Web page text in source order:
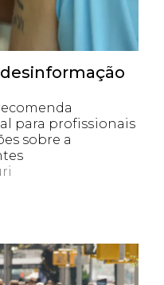
para profissionais
sobre a